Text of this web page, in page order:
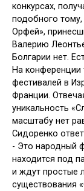
конкурсах,
подобного
Орфей»,
Валерию
Болгарии нет.
На конференции
фестивалей в
Франции.
уникальность
масштабу нет
Сидоренко
- Это народный
находится под
и ждут простые
существования